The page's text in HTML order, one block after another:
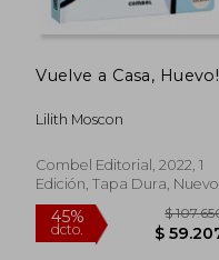
45%
dcto.
Vuelve a Casa, Huevo!
Lilith Moscon
Combel Editorial, 2022, 1
Edición, Tapa Dura, Nuevo